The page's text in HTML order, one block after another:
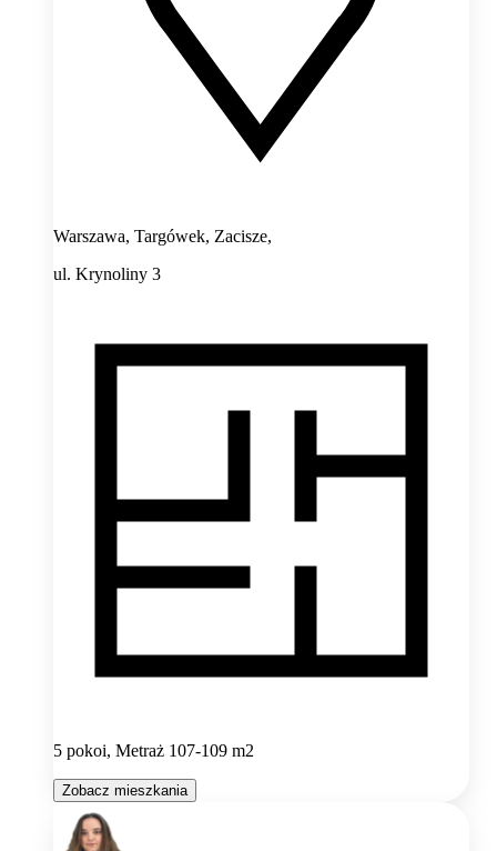
Warszawa, Targówek, Zacisze,
ul. Krynoliny 3
5 pokoi, Metraż 107-109 m2
Zobacz mieszkania